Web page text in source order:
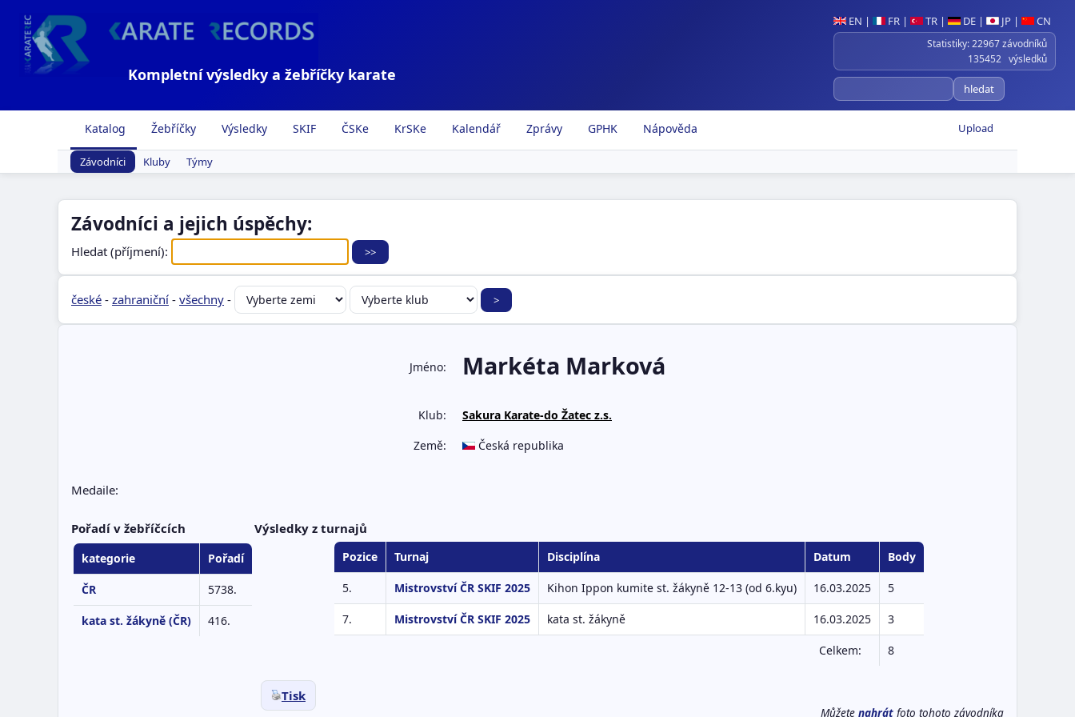
EN | FR | TR | DE | JP | CN
Statistiky: 22967 závodníků
135452 výsledků
Kompletní výsledky a žebříčky karate
Upload
Katalog Žebříčky Výsledky SKIF ČSKe KrSKe Kalendář Zprávy GPHK Nápověda
Závodníci Kluby Týmy
Závodníci a jejich úspěchy:
Hledat (příjmení):
české - zahraniční - všechny -
Jméno: Markéta Marková
Klub:
Sakura Karate-do Žatec z.s.
Země:
Česká republika
Medaile:
Pořadí v žebříčcích
kategorie Pořadí
ČR 5738.
kata st. žákyně (ČR) 416.
Výsledky z turnajů
Pozice Turnaj Disciplína Datum Body
5. Mistrovství ČR SKIF 2025 Kihon Ippon kumite st. žákyně 12-13 (od 6.kyu) 16.03.2025 5
7. Mistrovství ČR SKIF 2025 kata st. žákyně 16.03.2025 3
Celkem: 8
Tisk
Můžete nahrát foto tohoto závodníka